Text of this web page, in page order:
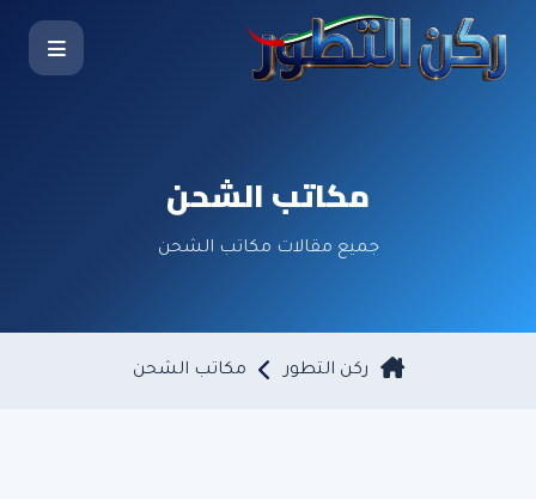
مكاتب الشحن
جميع مقالات مكاتب الشحن
ركن التطور مكاتب الشحن